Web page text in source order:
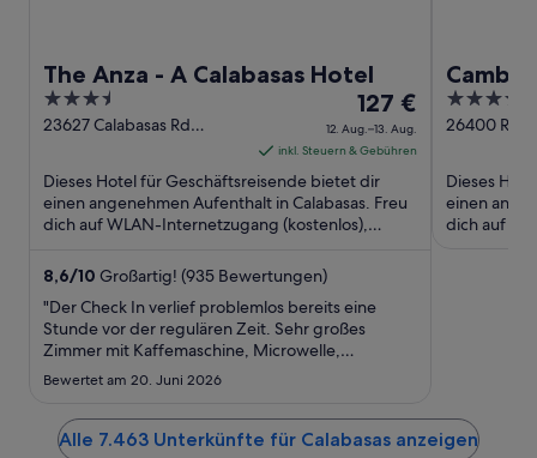
The Anza - A Calabasas Hotel
3.5
out
5
23627 Calabasas Rd
Der
Preis
beträgt
127 €
pro
Nacht
Aug.
bis
127 €
12. Aug.–13. Aug.
inkl. Steuern & Gebühren
Dieses Hotel für Geschäftsreisende bietet dir
einen angenehmen Aufenthalt in Calabasas. Freu
dich auf WLAN-Internetzugang (kostenlos),
8,6/10 Großartig! (935 Bewertungen)
"Der Check In verlief problemlos bereits eine
Stunde vor der regulären Zeit. Sehr großes
Zimmer mit Kaffemaschine, Microwelle,
Kühlschrank, Fernseher, Sofa. Das einzige
Geräusche vom Flur durchlassen (alte Tür ohne
Dichtung). Dadurch lassen sich Flurgespräche ..."
Bewertet am 20. Juni 2026
Malibu
4
out
5
26400
Dieses
einen
dich auf
Alle 7.463 Unterkünfte für Calabasas anzeigen